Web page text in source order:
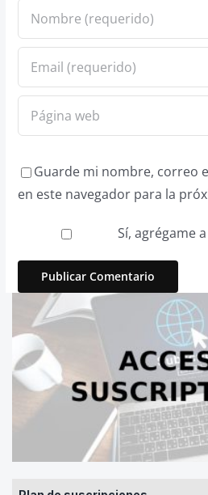
Guarde mi nombre, correo
en este navegador para la
Sí, agrégame